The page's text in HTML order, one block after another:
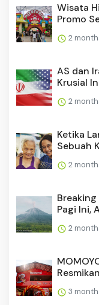
Wisata
Promo
2
AS dan
Krusial
2
Ketika
Sebuah
2
Pagi Ini,
2
3